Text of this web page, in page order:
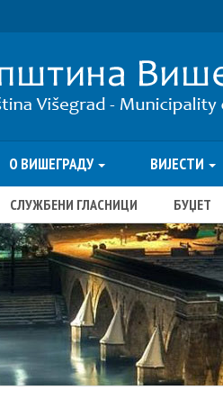
О ВИШЕГРАДУ ВИЈЕСТИ
СЛУЖБЕНИ ГЛАСНИЦИ БУЏЕТ